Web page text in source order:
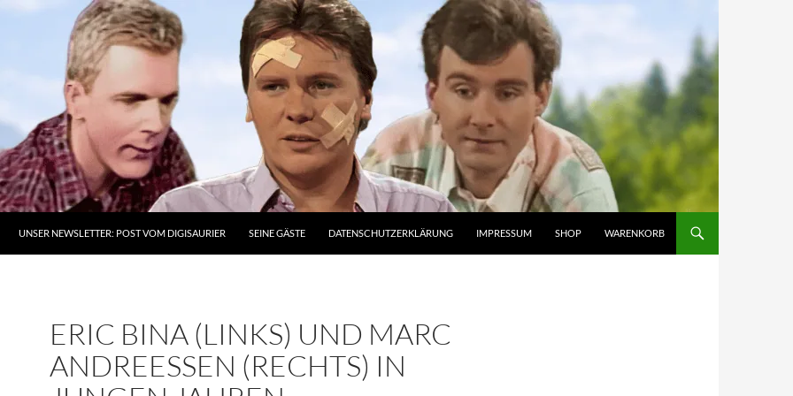
UNSER NEWSLETTER: POST VOM DIGISAURIER SEINE GÄSTE DATENSCHUTZERKLÄRUNG IMPRESSUM SHOP WARENKORB
ERIC BINA (LINKS) UND MARC
ANDREESSEN (RECHTS) IN